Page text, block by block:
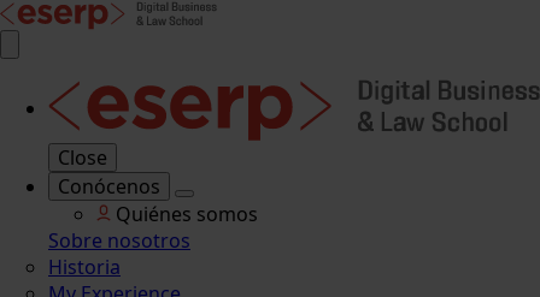
Close
Conócenos
Quiénes somos
Sobre nosotros
Historia